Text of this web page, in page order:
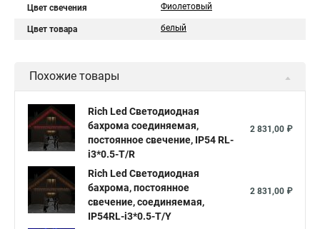
Цвет свечения Фиолетовый
Цвет товара белый
Похожие товары
Rich Led Светодиодная
бахрома соединяемая,
постоянное свечение, IP54 RL-
i3*0.5-T/R
2 831,00 ₽
Rich Led Светодиодная
бахрома, постоянное
свечение, соединяемая,
IP54RL-i3*0.5-T/Y
2 831,00 ₽